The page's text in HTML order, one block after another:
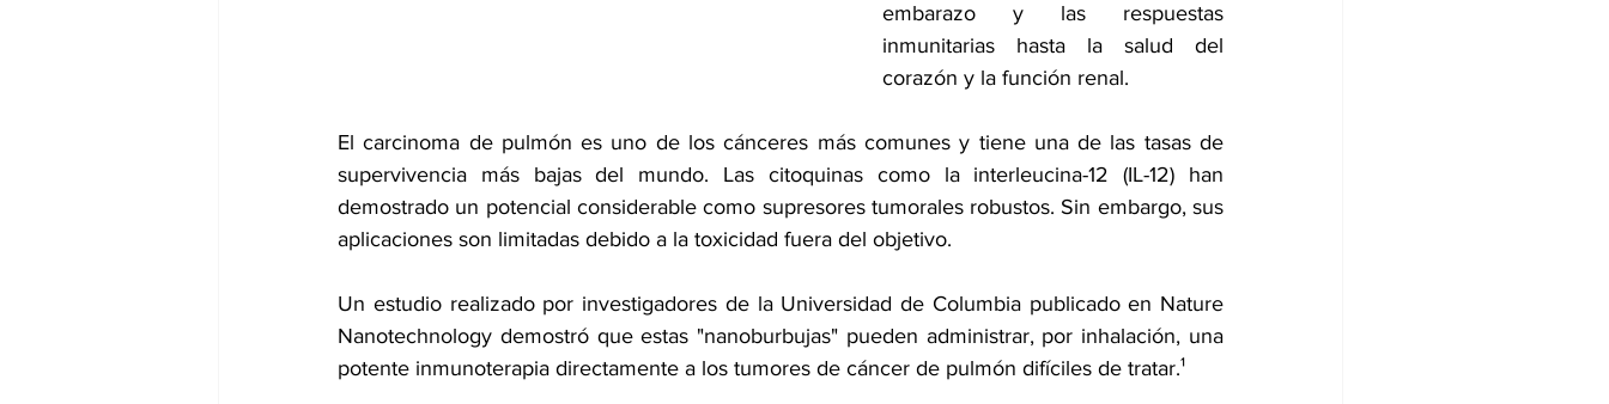
embarazo y las respuestas
inmunitarias hasta la salud del
corazón y la función renal.
El carcinoma de pulmón es uno de los cánceres más comunes y tiene una de las tasas de
supervivencia más bajas del mundo. Las citoquinas como la interleucina-12 (IL-12) han
demostrado un potencial considerable como supresores tumorales robustos. Sin embargo, sus
aplicaciones son limitadas debido a la toxicidad fuera del objetivo.
Un estudio realizado por investigadores de la Universidad de Columbia publicado en Nature
Nanotechnology demostró que estas "nanoburbujas" pueden administrar, por inhalación, una
potente inmunoterapia directamente a los tumores de cáncer de pulmón difíciles de tratar.¹